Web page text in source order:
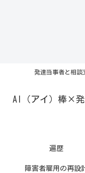
発達当事者と相談
AI（アイ）棒×
遍歴
障害者雇用の再設